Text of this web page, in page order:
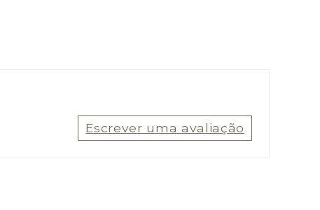
Escrever uma avaliação